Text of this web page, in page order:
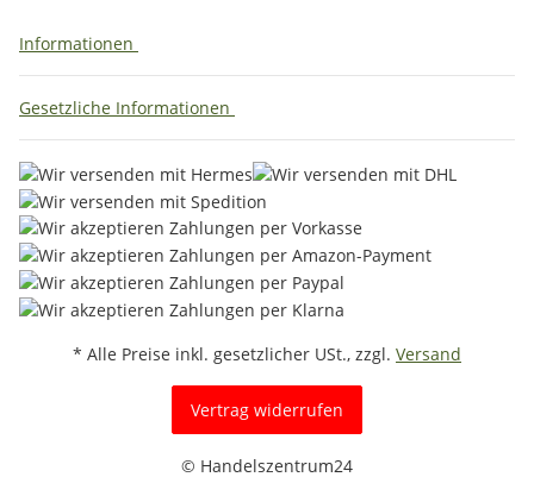
Informationen
Gesetzliche Informationen
* Alle Preise inkl. gesetzlicher USt., zzgl. Versand
Vertrag widerrufen
© Handelszentrum24